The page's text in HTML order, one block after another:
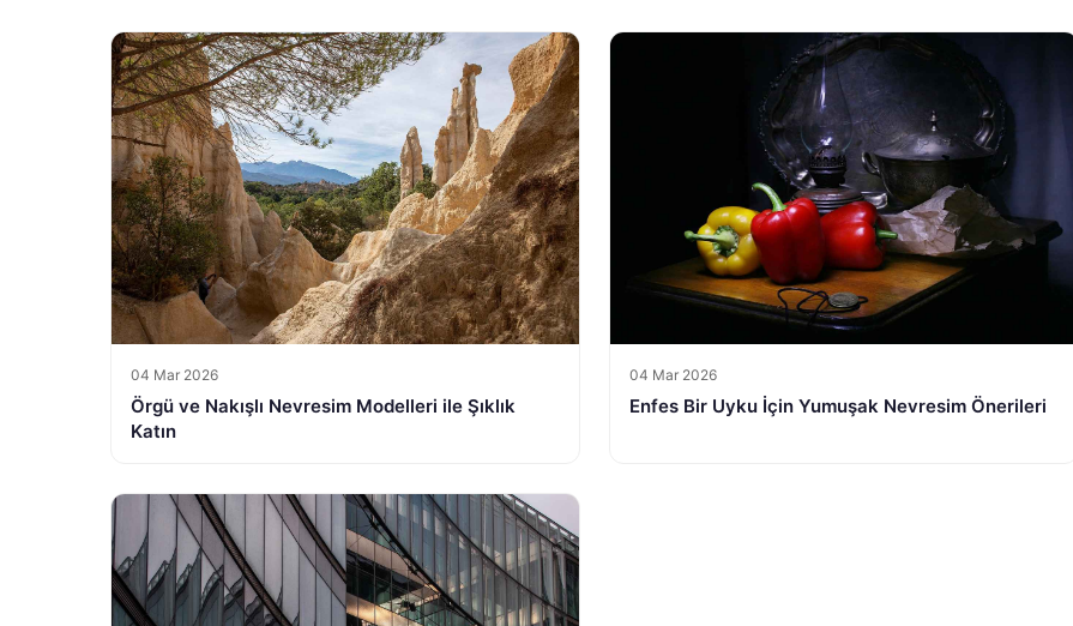
04 Mar 2026
Örgü ve Nakışlı Nevresim Modelleri ile Şıklık
Katın
04 Mar 2026
Enfes Bir Uyku İçin Yumuşak Nevresim Önerileri